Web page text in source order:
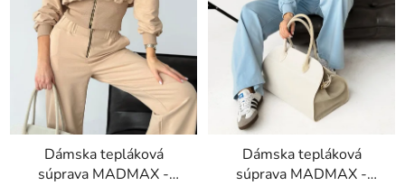
Dámska tepláková
súprava MADMAX -
Dámska tepláková
súprava MADMAX -